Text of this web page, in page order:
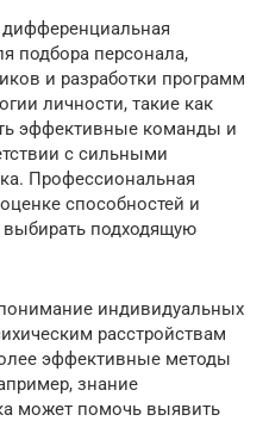
подбора персонала,
и разработки программ
личности, такие как
эффективные команды и
с сильными
Профессиональная
способностей и
подходящую
индивидуальных
расстройствам
эффективные методы
знание
может помочь выявить